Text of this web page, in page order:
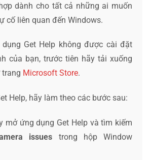
dành cho tất cả những ai muốn
cố liên quan đến Windows.
Get Help không được cài đặt
của bạn, trước tiên hãy tải xuống
Microsoft Store.
Help, hãy làm theo các bước sau:
mở ứng dụng Get Help và tìm kiếm
issues trong hộp Window